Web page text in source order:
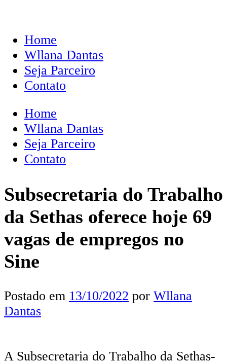
Home
Wllana Dantas
Seja Parceiro
Contato
Home
Wllana Dantas
Seja Parceiro
Contato
Subsecretaria do Trabalho
da Sethas oferece hoje 69
vagas de empregos no
Sine
Postado em 13/10/2022 por Wllana
Dantas
A Subsecretaria do Trabalho da Sethas-